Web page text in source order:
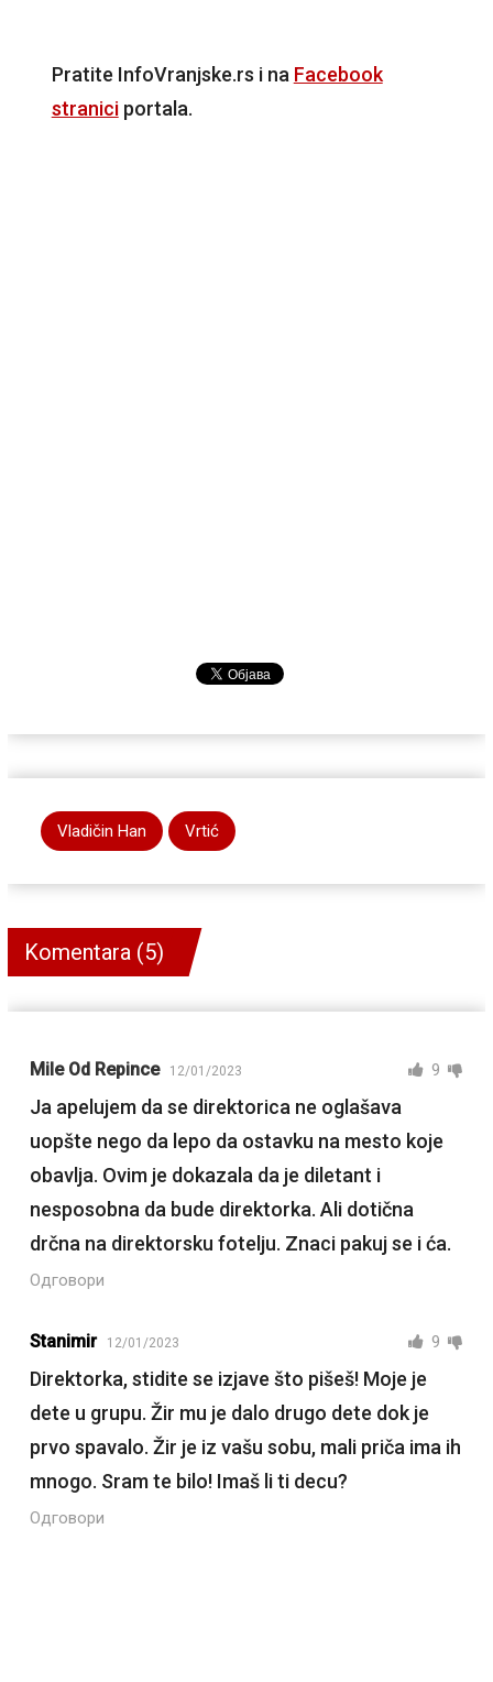
Pratite InfoVranjske.rs i na Facebook
straniciportala.
Vladičin Han Vrtić
Komentara (5)
Mile Od Repince 12/01/2023 9
Ja apelujem da se direktorica ne oglašava
uopšte nego da lepo da ostavku na mesto koje
obavlja. Ovim je dokazala da je diletant i
nesposobna da bude direktorka. Ali dotična
drčna na direktorsku fotelju. Znaci pakuj se i ća.
Одговори
Stanimir 12/01/2023 9
Direktorka, stidite se izjave što pišeš! Moje je
dete u grupu. Žir mu je dalo drugo dete dok je
prvo spavalo. Žir je iz vašu sobu, mali priča ima ih
mnogo. Sram te bilo! Imaš li ti decu?
Одговори